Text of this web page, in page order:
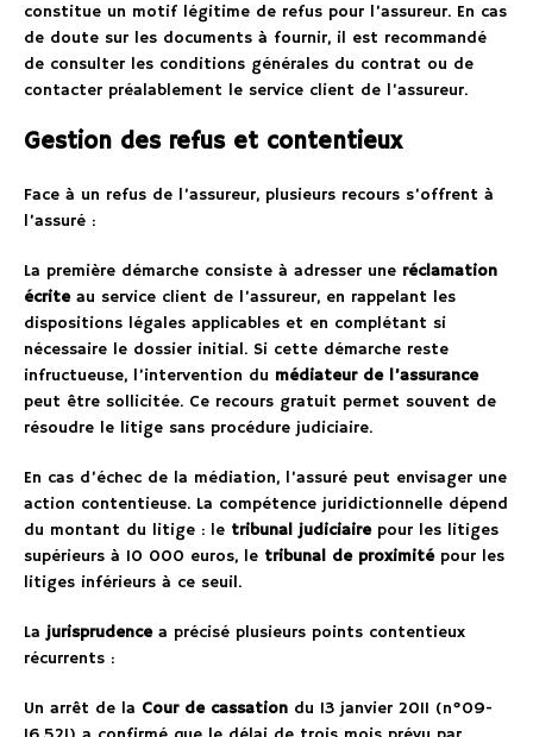
constitue un motif légitime de refus pour l’assureur. En cas
de doute sur les documents à fournir, il est recommandé
de consulter les conditions générales du contrat ou de
contacter préalablement le service client de l’assureur.
Gestion des refus et contentieux
Face à un refus de l’assureur, plusieurs recours s’offrent à
l’assuré :
La première démarche consiste à adresser une réclamation
écriteau service client de l’assureur, en rappelant les
dispositions légales applicables et en complétant si
nécessaire le dossier initial. Si cette démarche reste
infructueuse, l’intervention du médiateur de l’assurance
peut être sollicitée. Ce recours gratuit permet souvent de
résoudre le litige sans procédure judiciaire.
En cas d’échec de la médiation, l’assuré peut envisager une
action contentieuse. La compétence juridictionnelle dépend
du montant du litige : le tribunal judiciairepour les litiges
supérieurs à 10 000 euros, le tribunal de proximitépour les
litiges inférieurs à ce seuil.
Lajurisprudencea précisé plusieurs points contentieux
récurrents :
Un arrêt de la Cour de cassation du 13 janvier 2011 (n°09-